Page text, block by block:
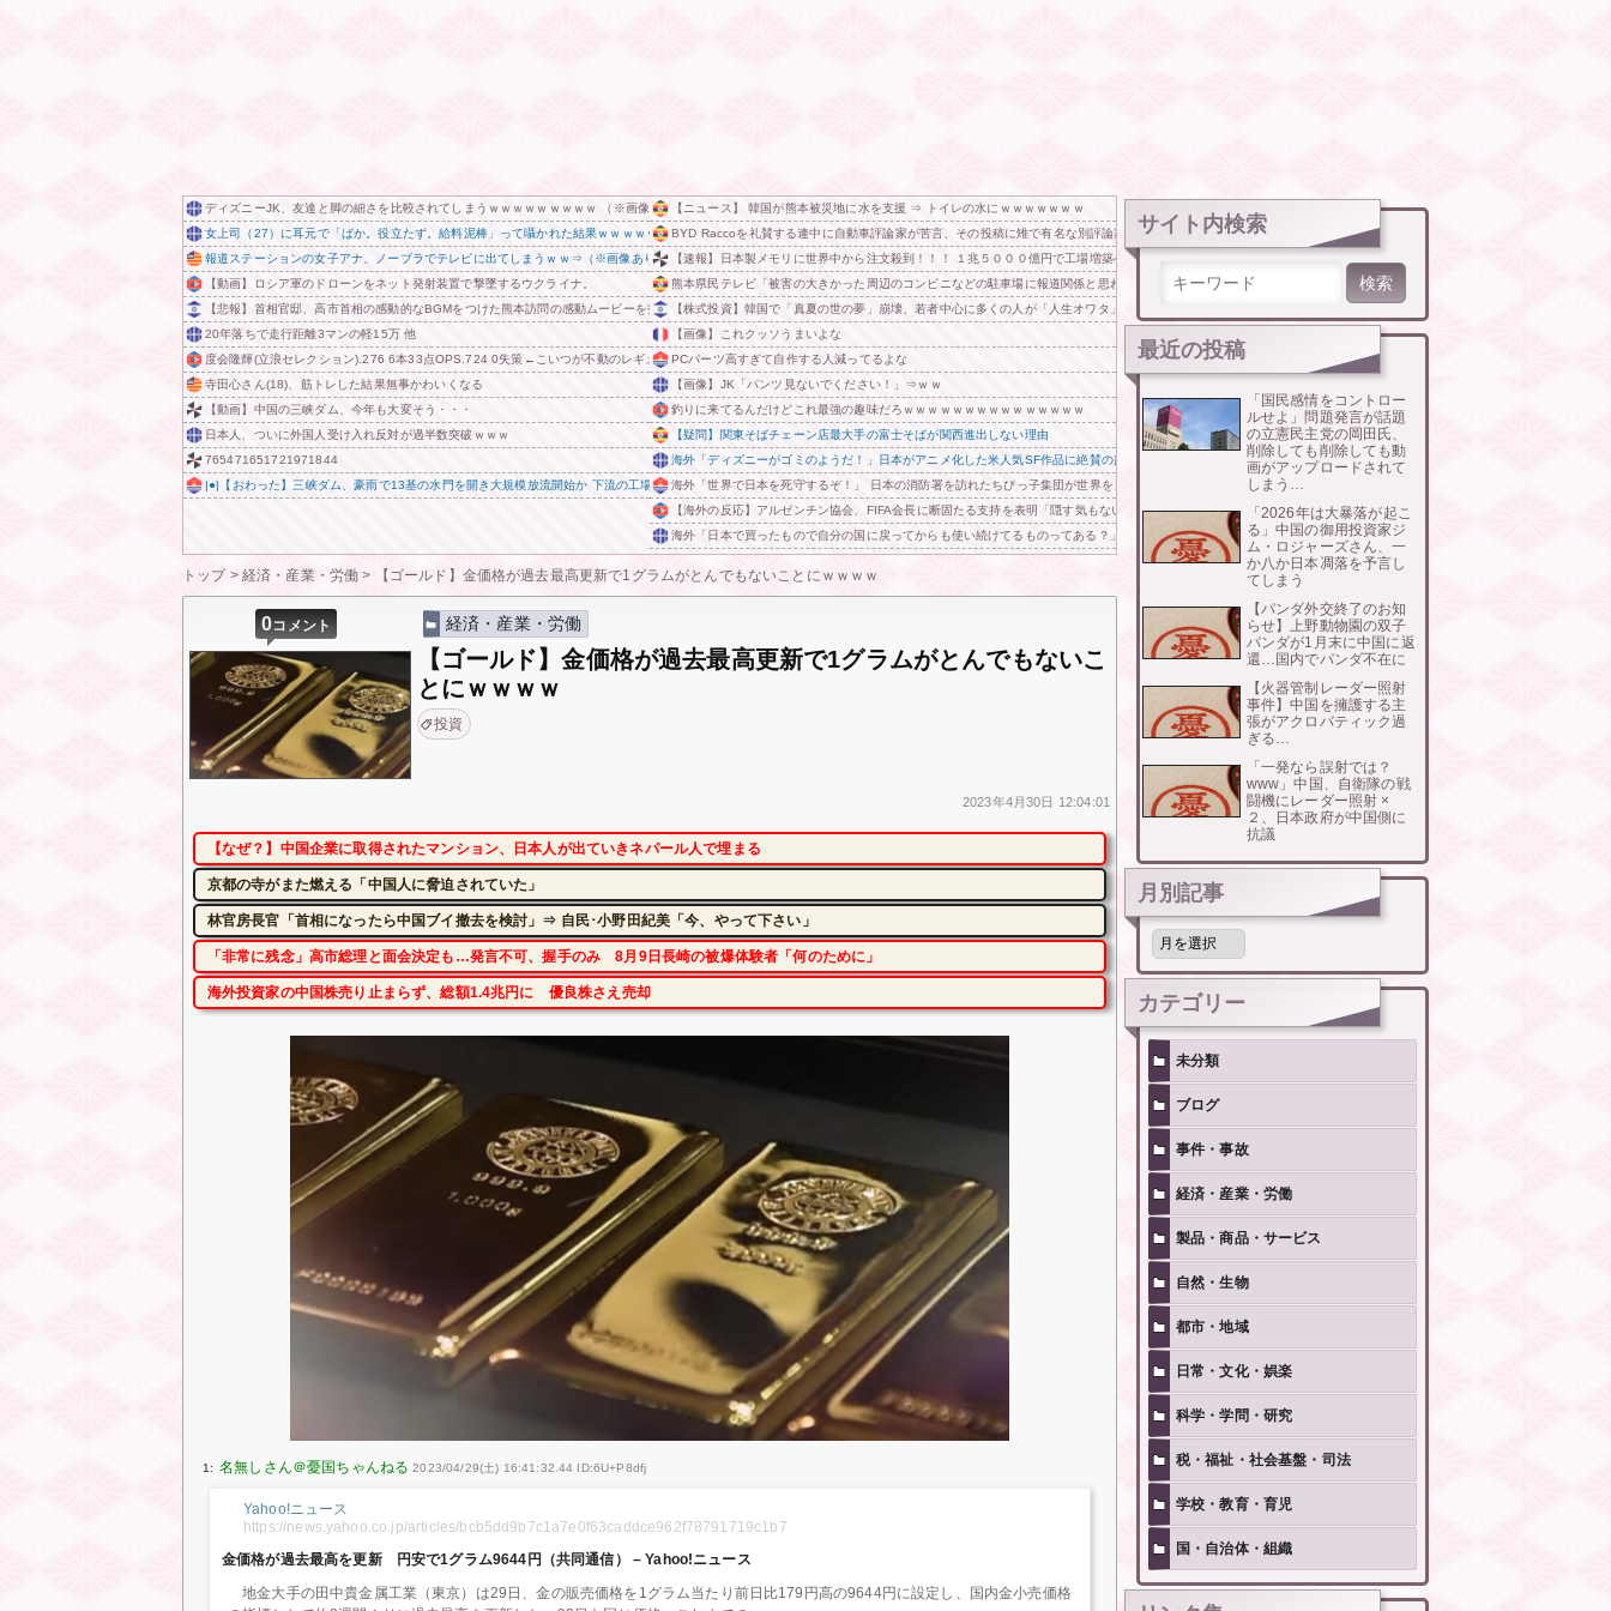
ディズニーJK、友達と脚の細さを比較されてしまうｗｗｗｗｗｗｗｗｗ （※画像あり）
女上司（27）に耳元で「ばか。役立たず。給料泥棒」って囁かれた結果ｗｗｗｗｗｗｗｗｗ
報道ステーションの女子アナ、ノーブラでテレビに出てしまうｗｗ⇒（※画像あり）
【動画】ロシア軍のドローンをネット発射装置で撃墜するウクライナ。
【悲報】首相官邸、高市首相の感動的なBGMをつけた熊本訪問の感動ムービーを投稿
20年落ちで走行距離3マンの軽15万 他
度会隆輝(立浪セレクション).276 6本33点OPS.724 0失策←こいつが不動のレギュラーじゃない理由(ワケ)
寺田心さん(18)、筋トレした結果無事かわいくなる
【動画】中国の三峡ダム、今年も大変そう・・・
日本人、ついに外国人受け入れ反対が過半数突破ｗｗｗ
765471651721971844
|●|【おわった】三峡ダム、豪雨で13基の水門を開き大規模放流開始か 下流の工場地帯に洪水流入で崩壊はじまる
【ニュース】 韓国が熊本被災地に水を支援 ⇒ トイレの水にｗｗｗｗｗｗｗ
BYD Raccoを礼賛する連中に自動車評論家が苦言、その投稿に雉で有名な別評論家が噛みついてしまい……
【速報】日本製メモリに世界中から注文殺到！！！ １兆５０００億円で工場増築へ
熊本県民テレビ「被害の大きかった周辺のコンビニなどの駐車場に報道関係と思われる車の無断駐車を見ることがあります。報道のお仕事も大変かもしれませんが配慮も
【株式投資】韓国で「真夏の世の夢」崩壊、若者中心に多くの人が「人生オワタ」―中国メディア
【画像】これクッソうまいよな
PCパーツ高すぎて自作する人減ってるよな
【画像】JK「パンツ見ないでください！」⇒ｗｗ
釣りに来てるんだけどこれ最強の趣味だろｗｗｗｗｗｗｗｗｗｗｗｗｗｗｗ
【疑問】関東そばチェーン店最大手の富士そばが関西進出しない理由
海外「ディズニーがゴミのようだ！」日本がアニメ化した米人気SF作品に絶賛の声が殺到中
海外「世界で日本を死守するぞ！」 日本の消防署を訪れたちびっ子集団が世界をメロメロに
【海外の反応】アルゼンチン協会、FIFA会長に断固たる支持を表明「隠す気もないんだなｗ」
海外「日本で買ったもので自分の国に戻ってからも使い続けてるものってある？」
トップ> 経済・産業・労働 > 【ゴールド】金価格が過去最高更新で1グラムがとんでもないことにｗｗｗｗ
0コメント 経済・産業・労働
【ゴールド】金価格が過去最高更新で1グラムがとんでもないこ
とにｗｗｗｗ
投資
2023年4月30日 12:04:01
【なぜ？】中国企業に取得されたマンション、日本人が出ていきネパール人で埋まる
京都の寺がまた燃える「中国人に脅迫されていた」
林官房長官「首相になったら中国ブイ撤去を検討」⇒ 自民･小野田紀美「今、やって下さい」
「非常に残念」高市総理と面会決定も…発言不可、握手のみ 8月9日長崎の被爆体験者「何のために」
海外投資家の中国株売り止まらず、総額1.4兆円に 優良株さえ売却
1: 2023/04/29(土) 16:41:32.44 ID:6U+P8dfj
Yahoo!ニュース
https://news.yahoo.co.jp/articles/bcb5dd9b7c1a7e0f63caddce962f78791719c1b7
金価格が過去最高を更新 円安で1グラム9644円（共同通信） – Yahoo!ニュース
地金大手の田中貴金属工業（東京）は29日、金の販売価格を1グラム当たり前日比179円高の9644円に設定し、国内金小売価格
サイト内検索
最近の投稿
「国民感情をコントロー
ルせよ」問題発言が話題
の立憲民主党の岡田氏、
削除しても削除しても動
画がアップロードされて
しまう…
「2026年は大暴落が起こ
る」中国の御用投資家ジ
ム・ロジャーズさん、一
か八か日本凋落を予言し
てしまう
【パンダ外交終了のお知
らせ】上野動物園の双子
パンダが1月末に中国に返
還…国内でパンダ不在に
【火器管制レーダー照射
事件】中国を擁護する主
張がアクロバティック過
ぎる…
「一発なら誤射では？
www」中国、自衛隊の戦
闘機にレーダー照射 ×
２、日本政府が中国側に
抗議
月別記事
月
記
事
カテゴリー
未分類
ブログ
事件・事故
経済・産業・労働
製品・商品・サービス
自然・生物
都市・地域
日常・文化・娯楽
科学・学問・研究
税・福祉・社会基盤・司法
学校・教育・育児
国・自治体・組織